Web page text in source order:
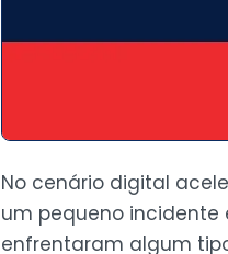
No cenário digital
um pequeno incidente
enfrentaram algum